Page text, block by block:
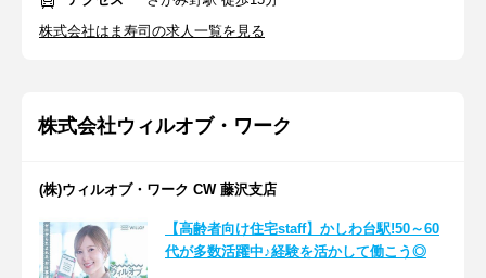
株式会社はま寿司の求人一覧を見る
株式会社ウィルオブ・ワーク
(株)ウィルオブ・ワーク CW 藤沢支店
【高齢者向け住宅staff】かしわ台駅!50～60
代が多数活躍中♪経験を活かして働こう◎